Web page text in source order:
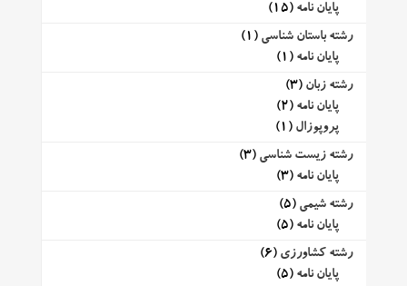
پایان نامه (15)
رشته باستان شناسی (1)
پایان نامه (1)
رشته زبان (3)
پایان نامه (2)
پروپوزال (1)
رشته زیست شناسی (3)
پایان نامه (3)
رشته شیمی (5)
پایان نامه (5)
رشته کشاورزی (6)
پایان نامه (5)